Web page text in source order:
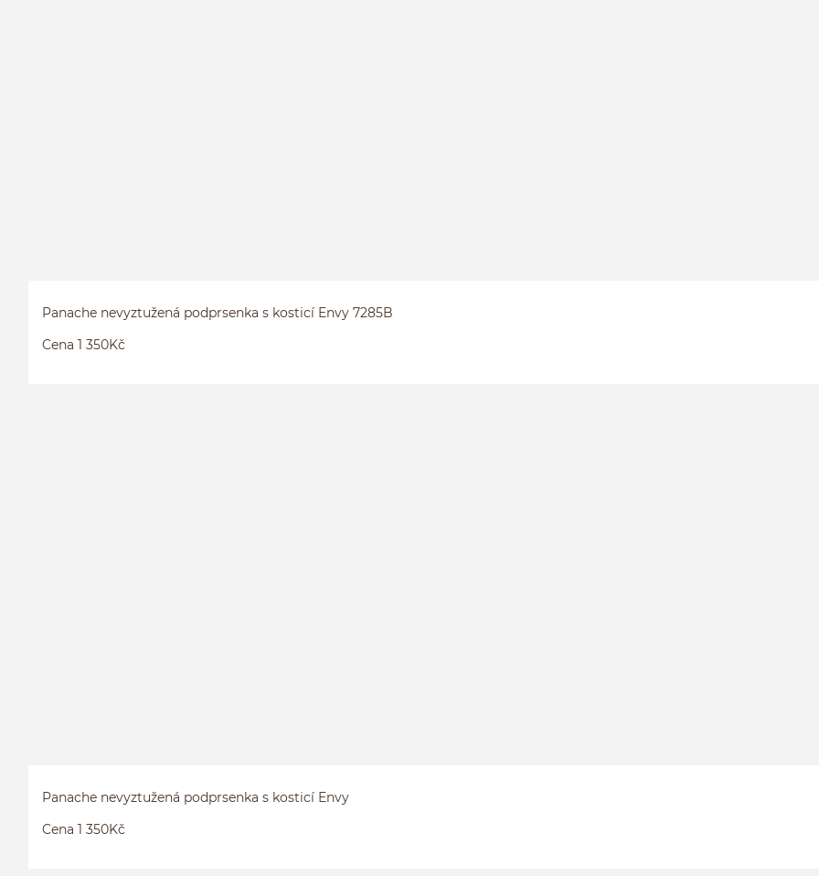
Panache nevyztužená podprsenka s kosticí Envy 7285B
Cena 1 350Kč
Panache nevyztužená podprsenka s kosticí Envy
Cena 1 350Kč